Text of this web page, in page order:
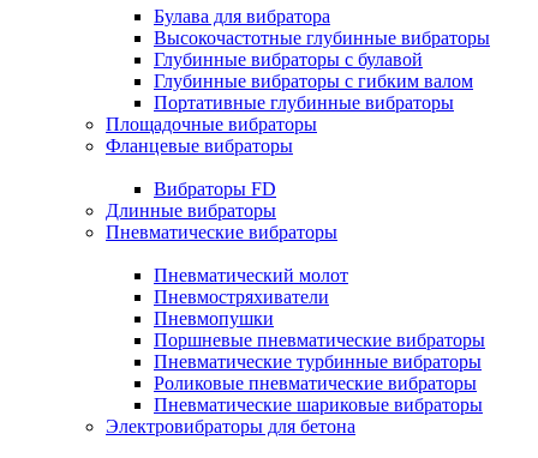
Булава для вибратора
Высокочастотные глубинные вибраторы
Глубинные вибраторы с булавой
Глубинные вибраторы с гибким валом
Портативные глубинные вибраторы
Площадочные вибраторы
Фланцевые вибраторы
Вибраторы FD
Длинные вибраторы
Пневматические вибраторы
Пневматический молот
Пневмостряхиватели
Пневмопушки
Поршневые пневматические вибраторы
Пневматические турбинные вибраторы
Роликовые пневматические вибраторы
Пневматические шариковые вибраторы
Электровибраторы для бетона